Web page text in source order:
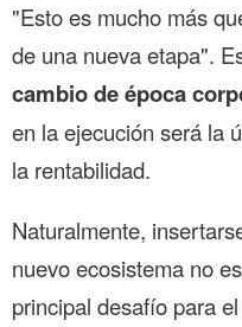
"Esto es mucho más
de una nueva etapa".
cambio de época
en la ejecución será la
la rentabilidad.
Naturalmente,
nuevo ecosistema no
principal desafío para